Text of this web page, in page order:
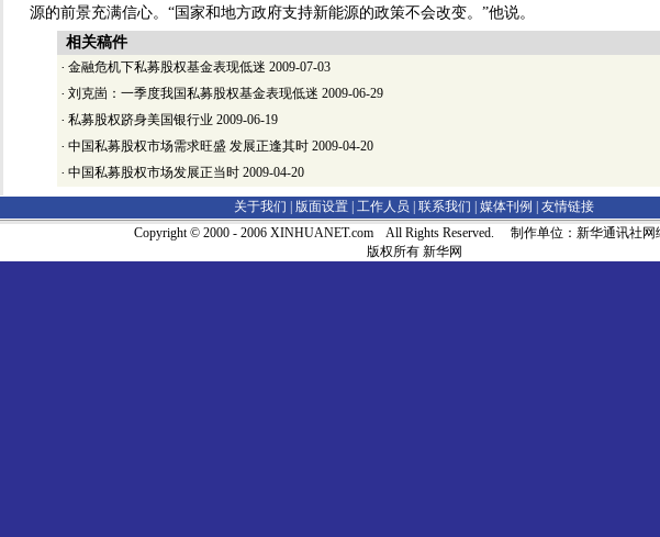
源的前景充满信心。“国家和地方政府支持新能源的政策不会改变。”他说。
相关稿件
· 金融危机下私募股权基金表现低迷 2009-07-03
· 刘克崮：一季度我国私募股权基金表现低迷 2009-06-29
· 私募股权跻身美国银行业 2009-06-19
· 中国私募股权市场需求旺盛 发展正逢其时 2009-04-20
· 中国私募股权市场发展正当时 2009-04-20
关于我们 | 版面设置 工作人员 联系我们 媒体刊例
友情链接
Copyright © 2000 - 2006 XINHUANET.com All Rights Reserved. 制作单位：新华通讯社网
版权所有 新华网